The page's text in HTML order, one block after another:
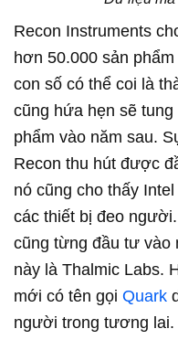
Recon Instruments
hơn 50.000 sản
con số có thể coi là
cũng hứa hẹn sẽ
phẩm vào năm sau.
Recon thu hút được
nó cũng cho thấy
các thiết bị đeo
cũng từng đầu tư vào
này là Thalmic Labs.
mới có tên gọi Quark
người trong tương lai.